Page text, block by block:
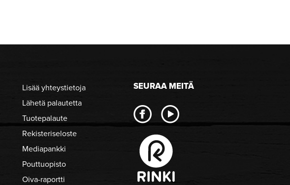
Lisää yhteystietoja
Lähetä palautetta
Tuotepalaute
Rekisteriseloste
Mediapankki
Pouttuopisto
Oiva-raportti
SEURAA MEITÄ